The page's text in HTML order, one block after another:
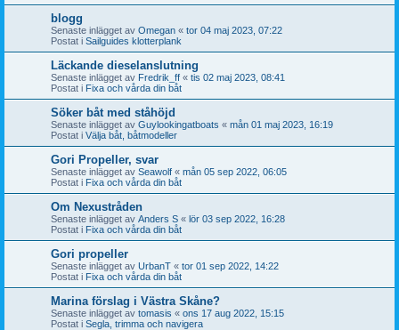
blogg
Senaste inlägget av Omegan « tor 04 maj 2023, 07:22
Postat i Sailguides klotterplank
Läckande dieselanslutning
Senaste inlägget av Fredrik_ff « tis 02 maj 2023, 08:41
Postat i Fixa och vårda din båt
Söker båt med ståhöjd
Senaste inlägget av Guylookingatboats « mån 01 maj 2023, 16:19
Postat i Välja båt, båtmodeller
Gori Propeller, svar
Senaste inlägget av Seawolf « mån 05 sep 2022, 06:05
Postat i Fixa och vårda din båt
Om Nexustråden
Senaste inlägget av Anders S « lör 03 sep 2022, 16:28
Postat i Fixa och vårda din båt
Gori propeller
Senaste inlägget av UrbanT « tor 01 sep 2022, 14:22
Postat i Fixa och vårda din båt
Marina förslag i Västra Skåne?
Senaste inlägget av tomasis « ons 17 aug 2022, 15:15
Postat i Segla, trimma och navigera